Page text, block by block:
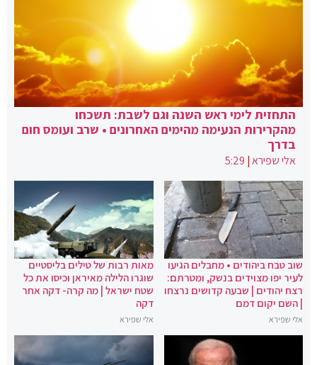
התחזית לימי ראש השנה וגם לשבת: תשכחו
מהקרירות הנעימה מהימים האחרונים • שרב ועומס חום
בדרך
אלי שפירא|
5:29
שוב טבח ביהודים • מחבלים הגיעו
לעיר יפו מצוידים בנשק, ומטרתם:
רצח יהודים | שבעה קדושים נרצחו
| השם יקום דמם
אלי שפירא
מאות רבות של טילים בליסטיים
שוגרו הלילה מאיראן וכיסו את כל
שטח ישראל | מה קרה- דקה אחר
דקה
אלי שפירא